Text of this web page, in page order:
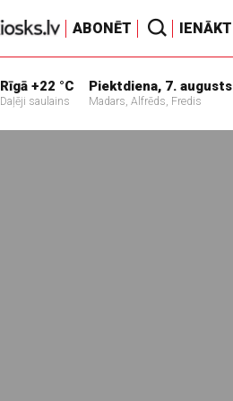
ABONĒT IENĀKT
Rīgā +22 °C
Daļēji saulains
Piektdiena, 7. augusts
Madars, Alfrēds, Fredis